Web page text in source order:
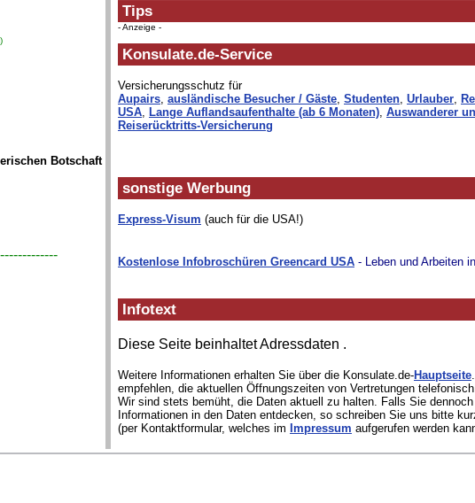
Botschaft
Tips
- Anzeige -
Konsulate.de-Service
Versicherungsschutz für
Aupairs, ausländische Besucher / Gäste, Studenten, Urlauber,
USA, Lange Auflandsaufenthalte (ab 6 Monaten), Auswanderer
Reiserücktritts-Versicherung
sonstige Werbung
Express-Visum (auch für die USA!)
Kostenlose Infobroschüren Greencard USA - Leben und Arbeiten
Infotext
Diese Seite beinhaltet Adressdaten .
Weitere Informationen erhalten Sie über die Konsulate.de-Hauptseite
empfehlen, die aktuellen Öffnungszeiten von Vertretungen
Wir sind stets bemüht, die Daten aktuell zu halten. Falls Sie
Informationen in den Daten entdecken, so schreiben Sie uns bitte
(per Kontaktformular, welches im Impressum aufgerufen werden